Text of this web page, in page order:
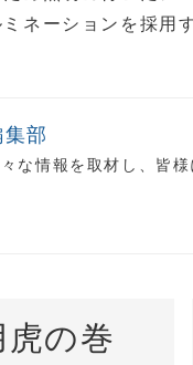
ネーションを採用
部
な情報を取材し、皆様
の巻